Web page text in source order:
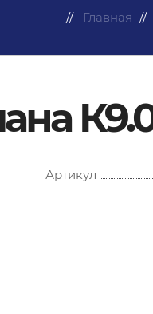
Главная
Артикул